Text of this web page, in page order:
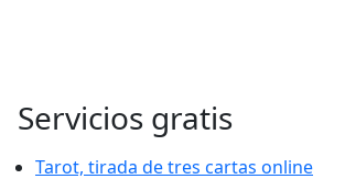
Servicios gratis
Tarot, tirada de tres cartas online